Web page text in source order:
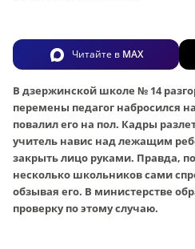
Читайте в MAX
В дзержинской школе № 14
перемены педагог набросился
повалил его на пол. Кадры
учитель навис над лежащим
закрыть лицо руками. Правда,
несколько школьников сами
обзывая его. В министерстве
проверку по этому случаю.